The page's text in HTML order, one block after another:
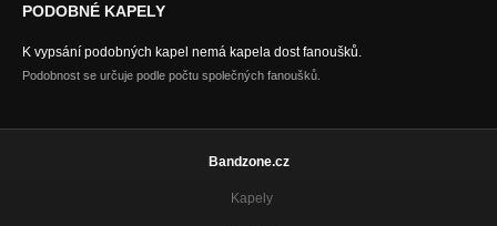
PODOBNÉ KAPELY
K vypsání podobných kapel nemá kapela dost fanoušků.
Podobnost se určuje podle počtu společných fanoušků.
Bandzone.cz
Kapely